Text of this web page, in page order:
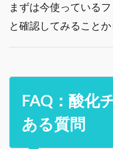
まずは今使っている
と確認してみること
FAQ：酸化
ある質問